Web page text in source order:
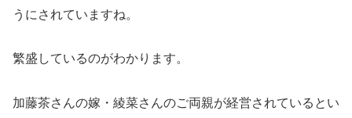
うにされていますね。
繁盛しているのがわかります。
加藤茶さんの嫁・綾菜さんのご両親が経営されているとい